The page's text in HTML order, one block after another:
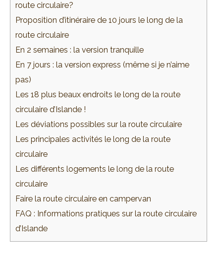
route circulaire?
Proposition d’itinéraire de 10 jours le long de la
route circulaire
En 2 semaines : la version tranquille
En 7 jours : la version express (même si je n’aime
pas)
Les 18 plus beaux endroits le long de la route
circulaire d’Islande !
Les déviations possibles sur la route circulaire
Les principales activités le long de la route
circulaire
Les différents logements le long de la route
circulaire
Faire la route circulaire en campervan
FAQ : Informations pratiques sur la route circulaire
d’Islande